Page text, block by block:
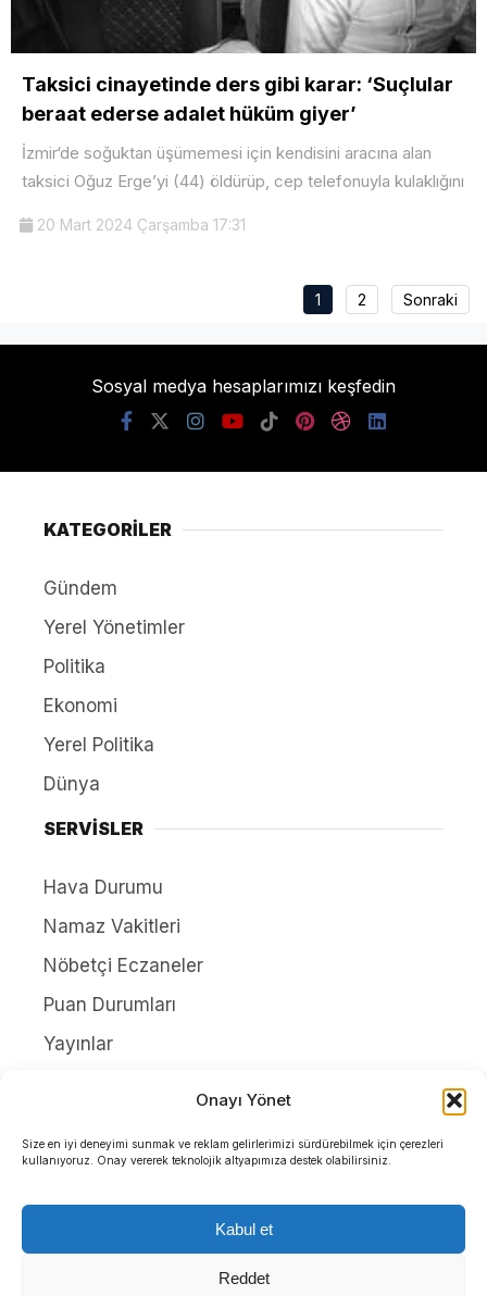
Onayı Yönet
Size en iyi deneyimi sunmak ve reklam gelirlerimizi sürdürebilmek için çerezleri
kullanıyoruz. Onay vererek teknolojik altyapımıza destek olabilirsiniz.
Kabul et
Reddet
Taksici cinayetinde ders gibi karar: ‘Suçlular
beraat ederse adalet hüküm giyer’
İzmir‘de soğuktan üşümemesi için kendisini aracına alan
taksici Oğuz Erge’yi (44) öldürüp, cep telefonuyla kulaklığını
20 Mart 2024 Çarşamba 17:31
1 2 Sonraki
Sosyal medya hesaplarımızı keşfedin
KATEGORİLER
Gündem
Yerel Yönetimler
Politika
Ekonomi
Yerel Politika
Dünya
SERVİSLER
Hava Durumu
Namaz Vakitleri
Nöbetçi Eczaneler
Puan Durumları
Yayınlar
İletişim